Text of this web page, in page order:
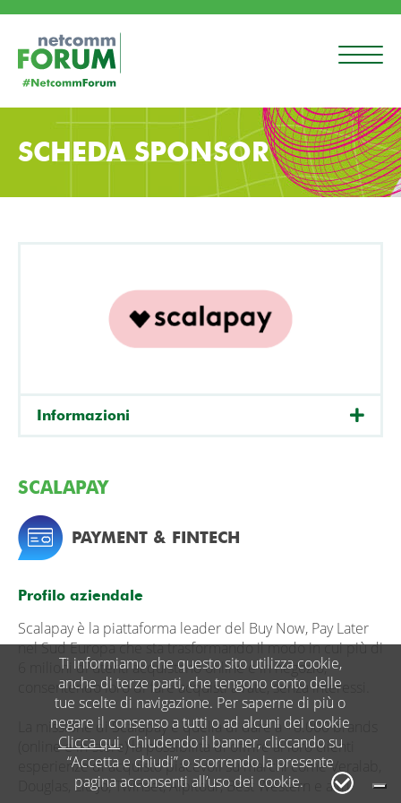
SCHEDA SPONSOR
Informazioni
SCALAPAY
PAYMENT & FINTECH
Profilo aziendale
Scalapay è la piattaforma leader del Buy Now, Pay Later
nel Sud Europa che sta trasformando il modo in cui più di
6 milioni di utenti acquistano online e in negozio,
consentendo loro di fare acquisti a rate, senza interessi.
La missione di Scalapay è quella di dare a +8.000 brands
(online e in-store) la possibilità di offrire ai loro clienti
esperienze di acquisto piacevoli su marchi come Veralab,
Douglas, Liu Jo, Twinset, Alpitour, Best Western e altri
Ti informiamo che questo sito utilizza cookie,
anche di terze parti, che tengono conto delle
tue scelte di navigazione. Per saperne di più o
negare il consenso a tutti o ad alcuni dei cookie
Clicca qui. Chiudendo il banner, cliccando su
“Accetta e chiudi” o scorrendo la presente
pagina acconsenti all’uso dei cookie.